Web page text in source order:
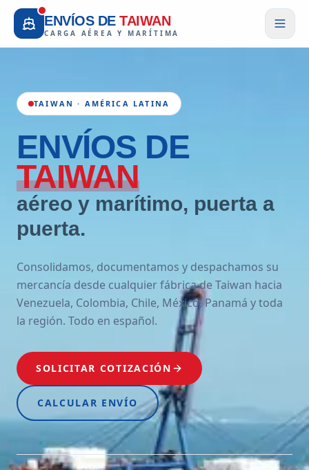
ENVÍOS DE TAIWAN
CARGA AÉREA Y MARÍTIMA
TAIWAN · AMÉRICA LATINA
ENVÍOS DE
TAIWAN
aéreo y marítimo, puerta a
puerta.
Consolidamos, documentamos y despachamos su
mercancía desde cualquier fábrica de Taiwan hacia
Venezuela, Colombia, Chile, México, Panamá y toda
la región. Todo en español.
SOLICITAR COTIZACIÓN
CALCULAR ENVÍO